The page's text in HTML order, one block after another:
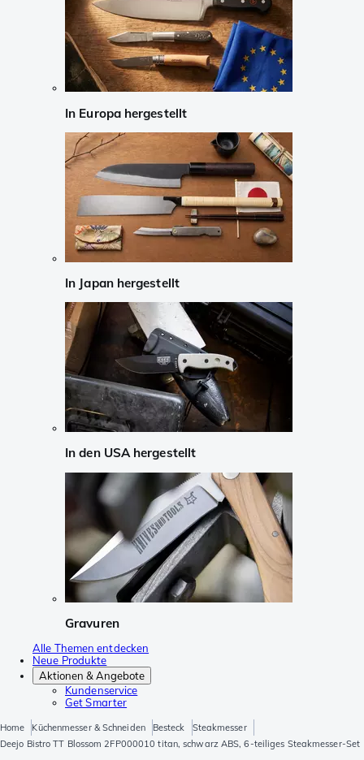
In Europa hergestellt
In Japan hergestellt
In den USA hergestellt
Gravuren
Alle Themen entdecken
Neue Produkte
Aktionen & Angebote
Kundenservice
Get Smarter
Home Küchenmesser & Schneiden Besteck
Steakmesser
Deejo Bistro TT Blossom 2FP000010 titan, schwarz ABS, 6-teiliges Steakmesser-Set